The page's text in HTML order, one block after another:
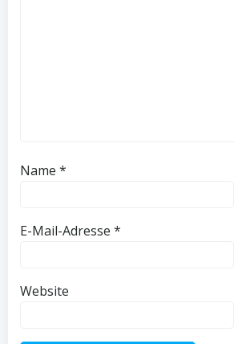
Name *
E-Mail-Adresse *
Website